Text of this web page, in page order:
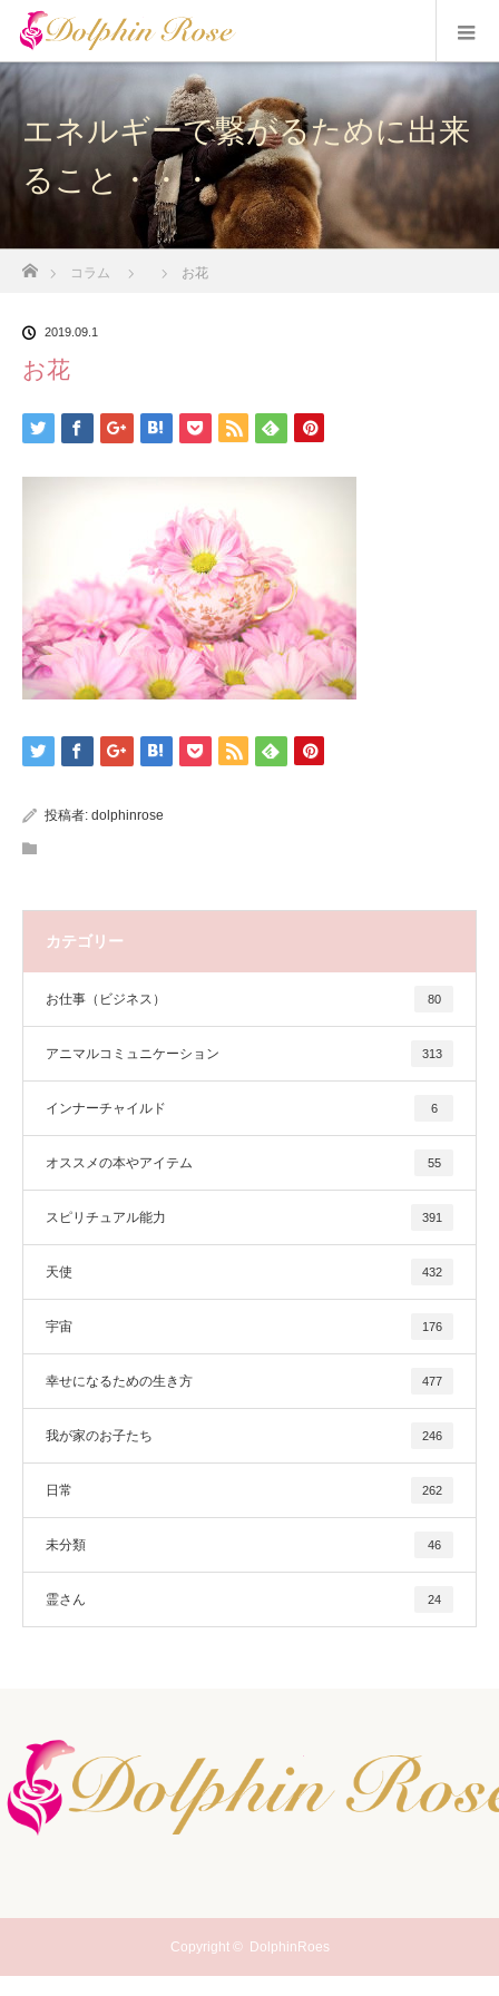
エネルギーで繋がるために出来
ること・・・
コラム お花
2019.09.1
お花
投稿者: dolphinrose
カテゴリー
お仕事（ビジネス） 80
アニマルコミュニケーション 313
インナーチャイルド 6
オススメの本やアイテム 55
スピリチュアル能力 391
天使 432
宇宙 176
幸せになるための生き方 477
我が家のお子たち 246
日常 262
未分類 46
霊さん 24
Copyright © DolphinRoes